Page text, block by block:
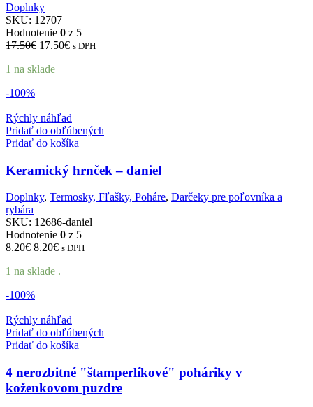
Doplnky
SKU: 12707
Hodnotenie 0 z 5
17.50€ Pôvodná
bola:
17.50€Aktuálna
s DPH
1 na sklade
-100%
Rýchly náhľad
Pridať do obľúbených
Pridať do košíka
Keramický hrnček – daniel
Doplnky, Termosky, Fľašky, Poháre, Darčeky pre poľovníka a
rybára
SKU: 12686-daniel
Hodnotenie 0 z 5
8.20€ Pôvodná
bola:
8.20€Aktuálna
je:
s DPH
1 na sklade .
-100%
Rýchly náhľad
Pridať do obľúbených
Pridať do košíka
4 nerozbitné "štamperlíkové" poháriky v
koženkovom puzdre